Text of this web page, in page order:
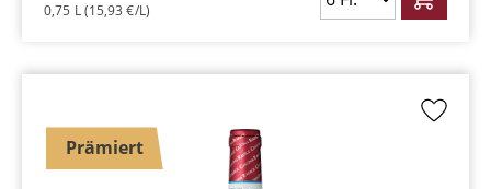
0,75 L(15,93 €/L)
Prämiert